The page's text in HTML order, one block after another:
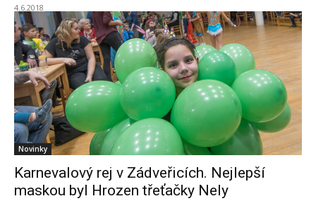
4.6.2018
Novinky
Karnevalový rej v Zádveřicích. Nejlepší
maskou byl Hrozen třeťačky Nely